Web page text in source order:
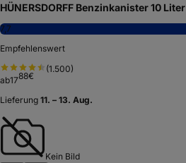
HÜNERSDORFF Benzinkanister 10 Liter
7,7
Empfehlenswert
(1.500)
ab1788€
Lieferung 11. – 13. Aug.
Kein Bild